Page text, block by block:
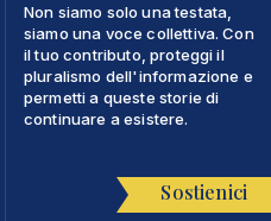
Non siamo solo una testata,
siamo una voce collettiva. Con
il tuo contributo, proteggi il
pluralismo dell'informazione e
permetti a queste storie di
continuare a esistere.
Sostienici